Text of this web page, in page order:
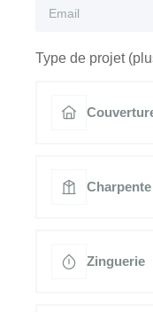
Type de projet
Charpente
Zinguerie